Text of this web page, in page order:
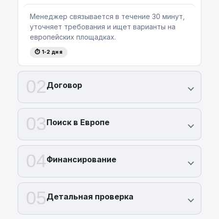
идеальный баланс, который подарит
удовольствие на дороге без компромиссов.
Также, для покупателей из Беларуси
предусмотрена специальная программа
лизинга на новые автомобили,
приобретения автомобиля максимально
комфортно и выгодно.
Позвольте себе насладиться современным
премиум-классом. Для уточнения стоимости
позвоните по телефону:
+375 (29) 689 20 20
Менеджер связывается в течение 30 минут,
уточняет требования и ищет варианты на
европейских площадках.
⏱ 1-2 дня
02Договор
03Поиск в Европе
04Финансирование
05Детальная проверка